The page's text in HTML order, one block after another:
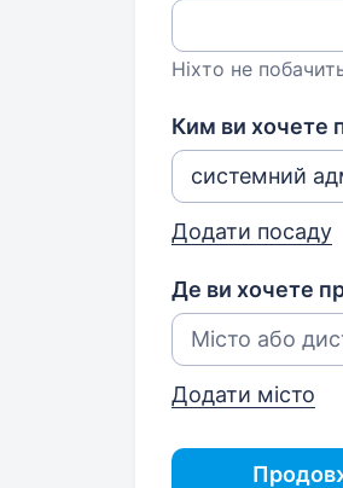
Ніхто не
Ким ви хочете
Додати посаду
Де ви хочете
Додати місто